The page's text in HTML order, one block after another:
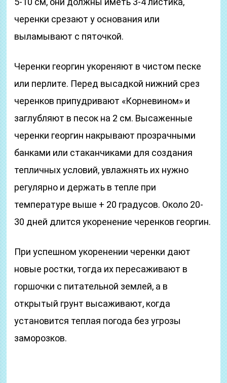
черенки срезают у основания или
выламывают с пяточкой.
Черенки георгин укореняют в чистом песке
или перлите. Перед высадкой нижний срез
черенков припудривают «Корневином» и
заглубляют в песок на 2 см. Высаженные
черенки георгин накрывают прозрачными
банками или стаканчиками для создания
тепличных условий, увлажнять их нужно
регулярно и держать в тепле при
температуре выше + 20 градусов. Около 20-
30 дней длится укоренение черенков георгин.
При успешном укоренении черенки дают
новые ростки, тогда их пересаживают в
горшочки с питательной землей, а в
открытый грунт высаживают, когда
установится теплая погода без угрозы
заморозков.